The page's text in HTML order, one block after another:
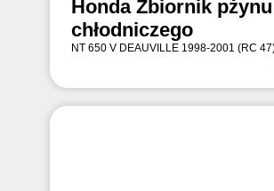
Honda Zbiornik pżynu
chłodniczego
NT 650 V DEAUVILLE 1998-2001 (RC